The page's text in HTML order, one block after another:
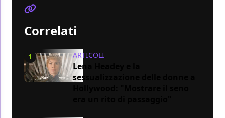
Correlati
1 ARTICOLI
Lena Headey e la
sessualizzazione delle donne a